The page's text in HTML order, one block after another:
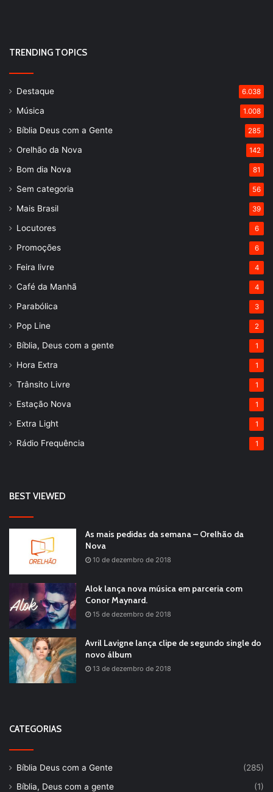
TRENDING TOPICS
Destaque 6.038
Música 1.008
Bíblia Deus com a Gente 285
Orelhão da Nova 142
Bom dia Nova 81
Sem categoria 56
Mais Brasil 39
Locutores 6
Promoções 6
Feira livre 4
Café da Manhã 4
Parabólica 3
Pop Line 2
Bíblia, Deus com a gente 1
Hora Extra 1
Trânsito Livre 1
Estação Nova 1
Extra Light 1
Rádio Frequência 1
BEST VIEWED
As mais pedidas da semana – Orelhão da
Nova
10 de dezembro de 2018
Alok lança nova música em parceria com
Conor Maynard.
15 de dezembro de 2018
Avril Lavigne lança clipe de segundo single do
novo álbum
13 de dezembro de 2018
CATEGORIAS
Bíblia Deus com a Gente
(285)
Bíblia, Deus com a gente
(1)